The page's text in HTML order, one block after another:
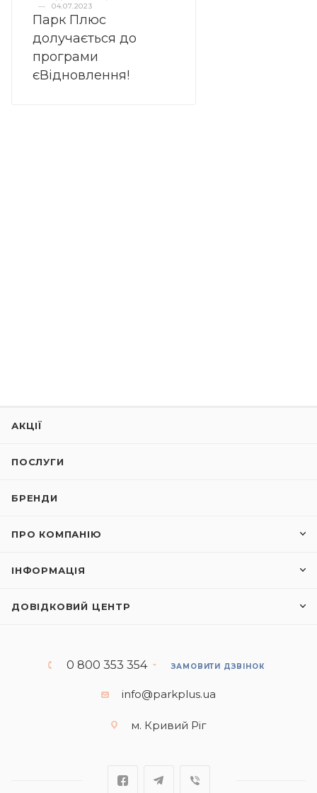
—
04.07.2023
Парк Плюс
долучається до
програми
єВідновлення!
АКЦІЇ
ПОСЛУГИ
БРЕНДИ
ПРО КОМПАНІЮ
ІНФОРМАЦІЯ
ДОВІДКОВИЙ ЦЕНТР
0 800 353 354 ЗАМОВИТИ ДЗВІНОК
info@parkplus.ua
м. Кривий Ріг